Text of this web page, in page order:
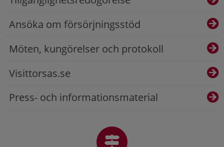
Ansöka om försörjningsstöd
Möten, kungörelser och protokoll
Visittorsas.se
Press- och informationsmaterial